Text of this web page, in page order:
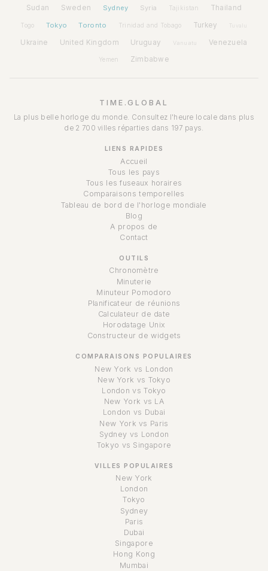
Sudan Sweden Sydney Syria Tajikistan Thailand
Togo Tokyo Toronto Trinidad and Tobago Turkey Tuvalu
Ukraine United Kingdom Uruguay Vanuatu Venezuela
Yemen Zimbabwe
TIME.GLOBAL
La plus belle horloge du monde. Consultez l'heure locale dans plus
de 2 700 villes réparties dans 197 pays.
LIENS RAPIDES
Accueil
Tous les pays
Tous les fuseaux horaires
Comparaisons temporelles
Tableau de bord de l'horloge mondiale
Blog
A propos de
Contact
OUTILS
Chronomètre
Minuterie
Minuteur Pomodoro
Planificateur de réunions
Calculateur de date
Horodatage Unix
Constructeur de widgets
COMPARAISONS POPULAIRES
New York vs London
New York vs Tokyo
London vs Tokyo
New York vs LA
London vs Dubai
New York vs Paris
Sydney vs London
Tokyo vs Singapore
VILLES POPULAIRES
New York
London
Tokyo
Sydney
Paris
Dubai
Singapore
Hong Kong
Mumbai